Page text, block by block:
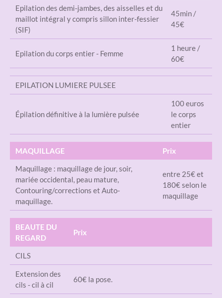
Epilation des demi-jambes, des aisselles et du
maillot intégral y compris sillon inter-fessier
(SIF)
45min /
45€
Epilation du corps entier - Femme
1 heure /
60€
EPILATION LUMIERE PULSEE
Épilation définitive à la lumière pulsée
100 euros
le corps
entier
MAQUILLAGE
Prix
Maquillage : maquillage de jour, soir,
mariée occidental, peau mature,
Contouring/corrections et Auto-
maquillage.
entre 25€ et
180€ selon le
maquillage
BEAUTE DU
REGARD
Prix
CILS
Extension des
cils - cil à cil
60€ la pose.